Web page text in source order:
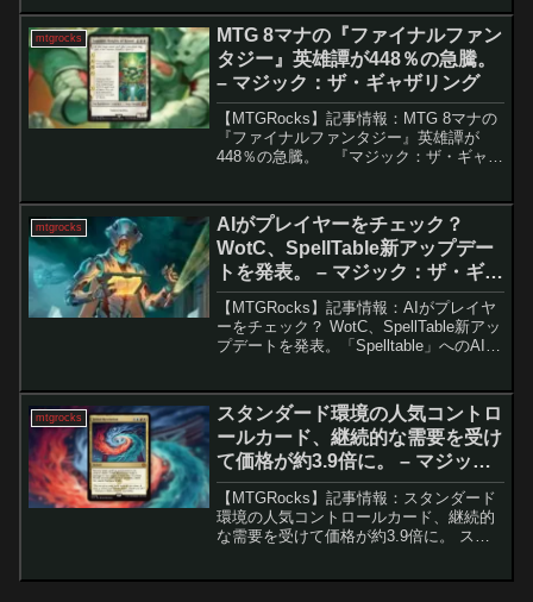
い形式ですが、これは二人用のフォーマ
ットです。M...
mtgrocks
MTG 8マナの『ファイナルファン
タジー』英雄譚が448％の急騰。
– マジック：ザ・ギャザリング
【MTGRocks】記事情報：MTG 8マナの
『ファイナルファンタジー』英雄譚が
448％の急騰。 『マジック：ザ・ギャザ
ているのが「召喚：ナイツ・オブ・ラウ
ンド...
mtgrocks
AIがプレイヤーをチェック？
WotC、SpellTable新アップデー
トを発表。 – マジック：ザ・ギャ
ザリング
【MTGRocks】記事情報：AIがプレイヤ
ーをチェック？ WotC、SpellTable新アッ
プデートを発表。「Spelltable」へのAIモ
プ...
mtgrocks
スタンダード環境の人気コントロ
ールカード、継続的な需要を受け
て価格が約3.9倍に。 – マジッ
ク：ザ・ギャザリング
【MTGRocks】記事情報：スタンダード
環境の人気コントロールカード、継続的
な需要を受けて価格が約3.9倍に。 スタ